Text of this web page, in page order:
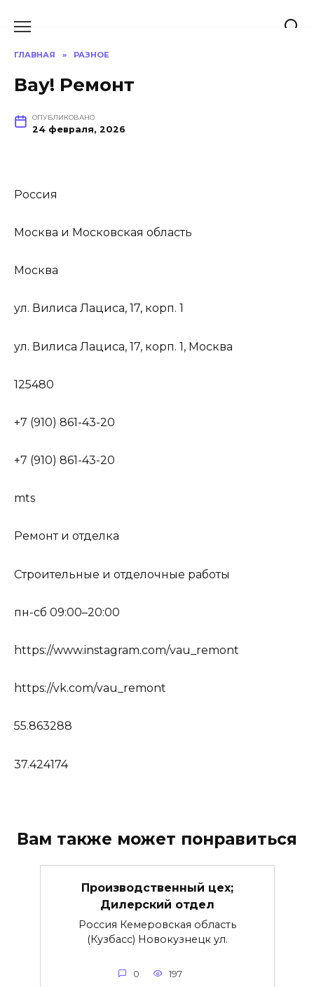
ГЛАВНАЯ » РАЗНОЕ
Вау! Ремонт
ОПУБЛИКОВАНО
24 февраля, 2026
Россия
Москва и Московская область
Москва
ул. Вилиса Лациса, 17, корп. 1
ул. Вилиса Лациса, 17, корп. 1, Москва
125480
+7 (910) 861-43-20
+7 (910) 861-43-20
mts
Ремонт и отделка
Строительные и отделочные работы
пн-сб 09:00–20:00
https://www.instagram.com/vau_remont
https://vk.com/vau_remont
55.863288
37.424174
Вам также может понравиться
Производственный цех;
Дилерский отдел
Россия Кемеровская область
(Кузбасс) Новокузнецк ул.
0 197